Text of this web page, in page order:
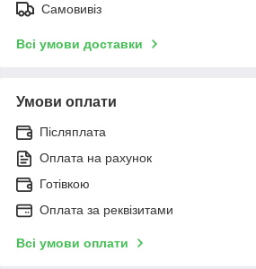
Самовивіз
Всі умови доставки
Умови оплати
Післяплата
Оплата на рахунок
Готівкою
Оплата за реквізитами
Всі умови оплати